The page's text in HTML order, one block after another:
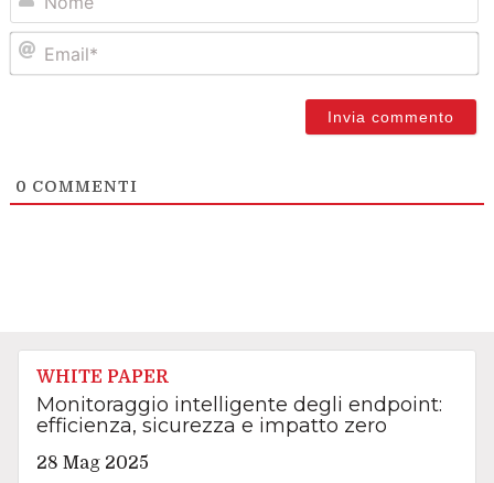
0 COMMENTI
WHITE PAPER
Monitoraggio intelligente degli endpoint:
efficienza, sicurezza e impatto zero
28 Mag 2025